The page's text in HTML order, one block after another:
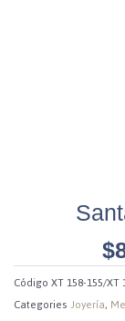
$
CódigoXT 158-155/XT
CategoriesJoyería,